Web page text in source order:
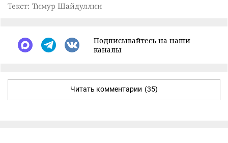
Текст: Тимур Шайдуллин
Подписывайтесь на наши
каналы
Читать комментарии (35)